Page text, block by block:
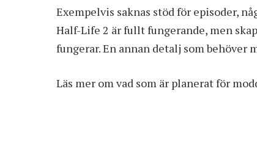
Exempelvis saknas stöd för episoder,
Half-Life 2 är fullt fungerande, men
fungerar. En annan detalj som behöver
Läs mer om vad som är planerat för